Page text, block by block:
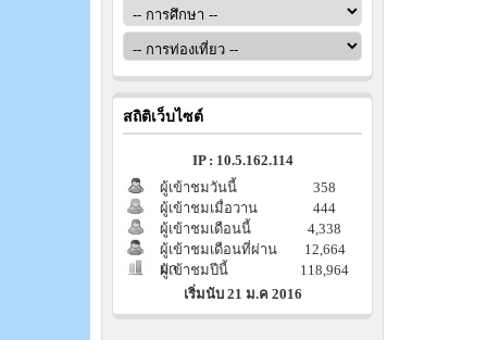
สถิติเว็บไซต์
IP : 10.5.162.114
ผู้เข้าชมวันนี้
358
ผู้เข้าชมเมื่อวาน
444
ผู้เข้าชมเดือนนี้
4,338
ผู้เข้าชมเดือนที่ผ่าน
มา
12,664
ผู้เข้าชมปีนี้
118,964
เริ่มนับ 21 ม.ค 2016